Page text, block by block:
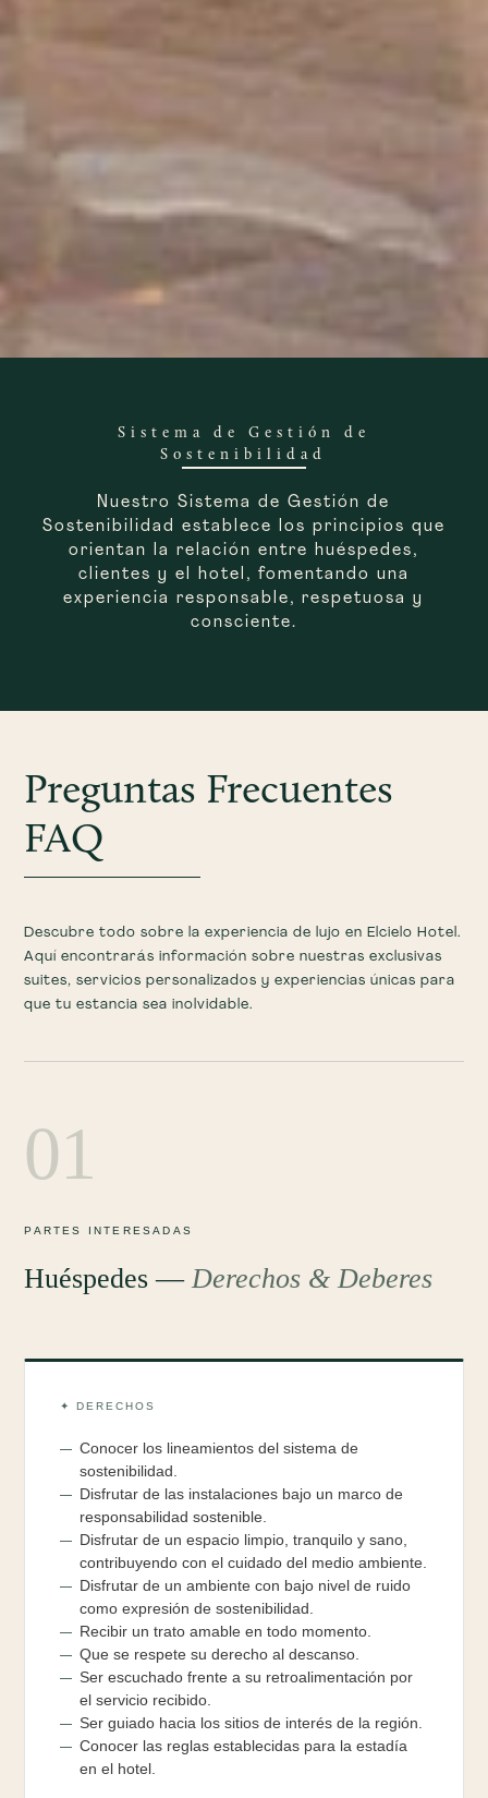
Sistema de Gestión de
Sostenibilidad
Nuestro Sistema de Gestión de
Sostenibilidad establece los principios que
orientan la relación entre huéspedes,
clientes y el hotel, fomentando una
experiencia responsable, respetuosa y
consciente.
Preguntas Frecuentes
FAQ
Descubre todo sobre la experiencia de lujo en Elcielo Hotel.
Aquí encontrarás información sobre nuestras exclusivas
suites, servicios personalizados y experiencias únicas para
que tu estancia sea inolvidable.
01
PARTES INTERESADAS
Huéspedes — Derechos & Deberes
✦ DERECHOS
Conocer los lineamientos del sistema de
sostenibilidad.
Disfrutar de las instalaciones bajo un marco de
responsabilidad sostenible.
Disfrutar de un espacio limpio, tranquilo y sano,
contribuyendo con el cuidado del medio ambiente.
Disfrutar de un ambiente con bajo nivel de ruido
como expresión de sostenibilidad.
Recibir un trato amable en todo momento.
Que se respete su derecho al descanso.
Ser escuchado frente a su retroalimentación por
el servicio recibido.
Ser guiado hacia los sitios de interés de la región.
Conocer las reglas establecidas para la estadía
en el hotel.